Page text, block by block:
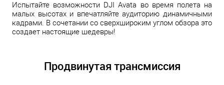
Испытайте возможности DJI Avata во время полета на
малых высотах и впечатляйте аудиторию динамичными
кадрами. В сочетании со сверхшироким углом обзора это
создает настоящие шедевры!
Продвинутая трансмиссия